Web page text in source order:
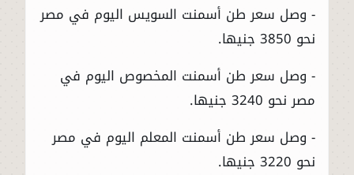
- وصل سعر طن أسمنت السويس اليوم في مصر
نحو 3850 جنيها.
- وصل سعر طن أسمنت المخصوص اليوم في
مصر نحو 3240 جنيها.
- وصل سعر طن أسمنت المعلم اليوم في مصر
نحو 3220 جنيها.